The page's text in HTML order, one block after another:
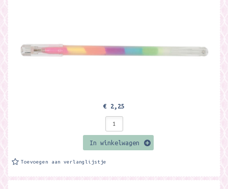
€ 2,25
In winkelwagen
Toevoegen aan verlanglijstje